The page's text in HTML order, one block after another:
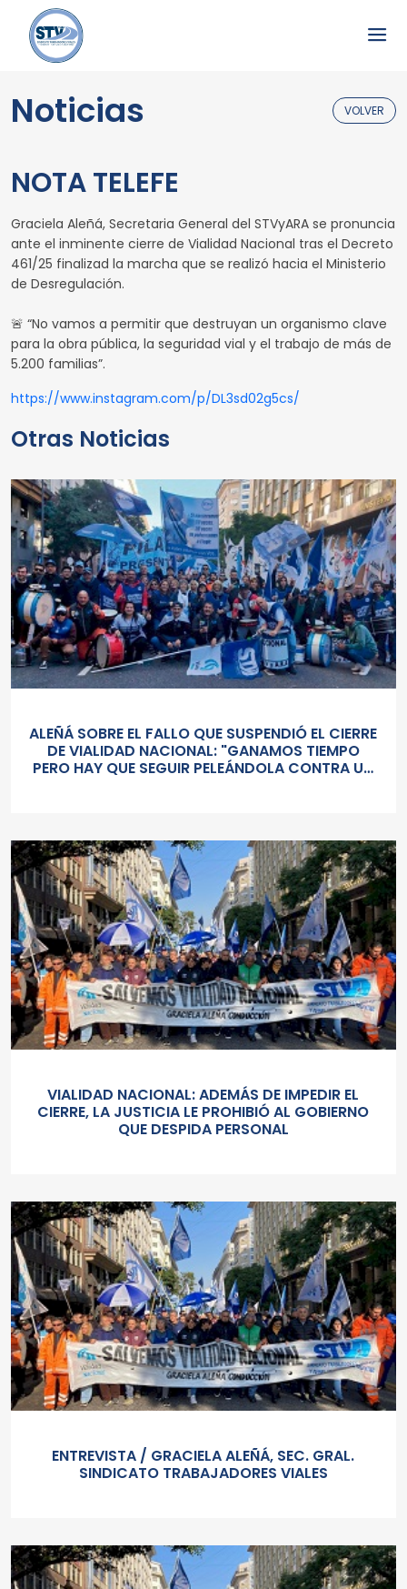
Noticias VOLVER
NOTA TELEFE
Graciela Aleñá, Secretaria General del STVyARA se pronuncia
ante el inminente cierre de Vialidad Nacional tras el Decreto
461/25 finalizad la marcha que se realizó hacia el Ministerio
de Desregulación.
🚨 “No vamos a permitir que destruyan un organismo clave
para la obra pública, la seguridad vial y el trabajo de más de
5.200 familias”.
https://www.instagram.com/p/DL3sd02g5cs/
Otras Noticias
ALEÑÁ SOBRE EL FALLO QUE SUSPENDIÓ EL CIERRE
DE VIALIDAD NACIONAL: "GANAMOS TIEMPO
PERO HAY QUE SEGUIR PELEÁNDOLA CONTRA UN
VIALIDAD NACIONAL: ADEMÁS DE IMPEDIR EL
CIERRE, LA JUSTICIA LE PROHIBIÓ AL GOBIERNO
QUE DESPIDA PERSONAL
ENTREVISTA / GRACIELA ALEÑÁ, SEC. GRAL.
SINDICATO TRABAJADORES VIALES